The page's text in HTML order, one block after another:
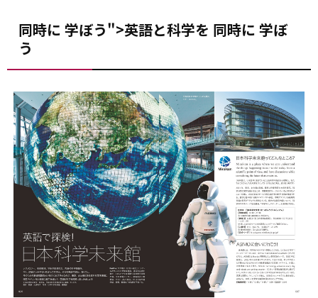
同時に 学ぼう">英語と科学を 同時に 学ぼ
う